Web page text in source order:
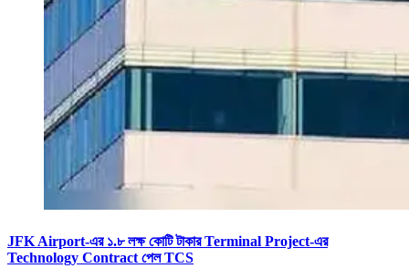
JFK Airport-এর ১.৮ লক্ষ কোটি টাকার Terminal Project-এর
Technology Contract পেল TCS